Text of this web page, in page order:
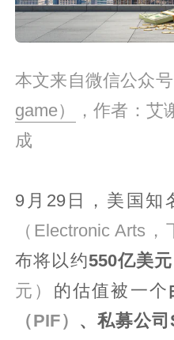
本文来自微信公众号
game）
，作者：艾
成
9月29日，美国知
（Electronic Arts，
布将以约550亿美元
元） 的估值被一个
（PIF） 、私募公